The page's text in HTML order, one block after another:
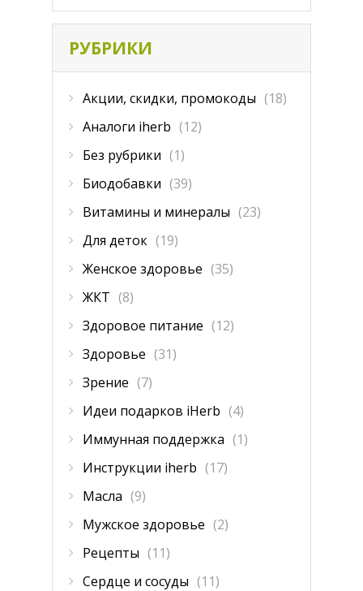
РУБРИКИ
Акции, скидки, промокоды (18)
Аналоги iherb (12)
Без рубрики (1)
Биодобавки (39)
Витамины и минералы (23)
Для деток (19)
Женское здоровье (35)
ЖКТ (8)
Здоровое питание (12)
Здоровье (31)
Зрение (7)
Идеи подарков iHerb (4)
Иммунная поддержка (1)
Инструкции iherb (17)
Масла (9)
Мужское здоровье (2)
Рецепты (11)
Сердце и сосуды (11)